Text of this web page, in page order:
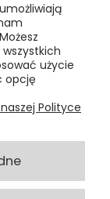
użycie
opcję
Polityce